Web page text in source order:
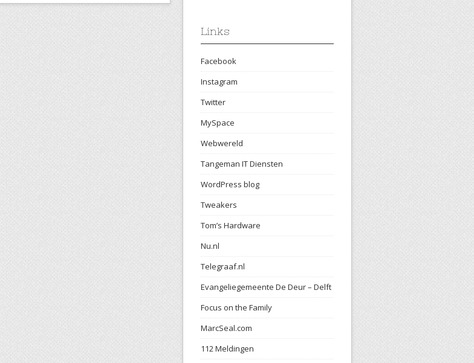
Links
Facebook
Instagram
Twitter
MySpace
Webwereld
Tangeman IT Diensten
WordPress blog
Tweakers
Tom’s Hardware
Nu.nl
Telegraaf.nl
Evangeliegemeente De Deur – Delft
Focus on the Family
MarcSeal.com
112 Meldingen